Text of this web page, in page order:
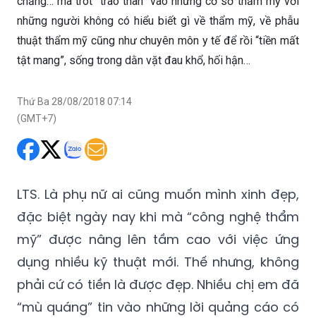
những người không có hiểu biết gì về thẩm mỹ, về phẫu
thuật thẩm mỹ cũng như chuyên môn y tế để rồi “tiền mất
tật mang”, sống trong dằn vặt đau khổ, hối hận…
Thứ Ba 28/08/2018 07:14
(GMT+7)
LTS. Là phụ nữ ai cũng muốn mình xinh đẹp,
đặc biệt ngày nay khi mà “công nghệ thẩm
mỹ” được nâng lên tầm cao với việc ứng
dụng nhiều kỹ thuật mới. Thế nhưng, không
phải cứ có tiền là được đẹp. Nhiều chị em đã
“mù quáng” tin vào những lời quảng cáo có